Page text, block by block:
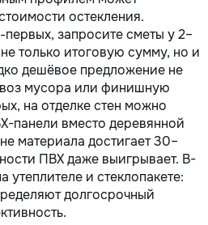
остекления.
первых, запросите сметы у 2–
только итоговую сумму, но и
дешёвое предложение не
мусора или финишную
на отделке стен можно
панели вместо деревянной
материала достигает 30–
ПВХ даже выигрывает. В-
утеплителе и стеклопакете:
долгосрочный